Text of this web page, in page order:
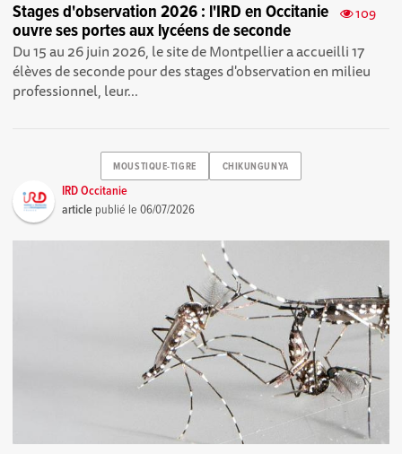
109
Stages d'observation 2026 : l'IRD en Occitanie
ouvre ses portes aux lycéens de seconde
Du 15 au 26 juin 2026, le site de Montpellier a accueilli 17
élèves de seconde pour des stages d'observation en milieu
professionnel, leur...
MOUSTIQUE-TIGRE CHIKUNGUNYA
IRD Occitanie
article publié le06/07/2026